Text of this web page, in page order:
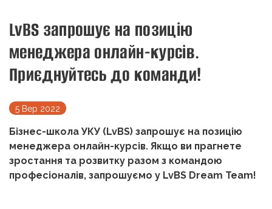
LvBS запрошує на позицію
менеджера онлайн-курсів.
Приєднуйтесь до команди!
5 Вер 2022
Бізнес-школа УКУ (LvBS) запрошує на позицію
менеджера онлайн-курсів. Якщо ви прагнете
зростання та розвитку разом з командою
професіоналів, запрошуємо у LvBS Dream Team!